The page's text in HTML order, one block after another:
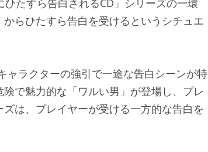
たすら告白されるCD」シリーズの一環
らひたすら告白を受けるというシチュエ
ャラクターの強引で一途な告白シーンが特
で魅力的な「ワルい男」が登場し、プレ
は、プレイヤーが受ける一方的な告白を